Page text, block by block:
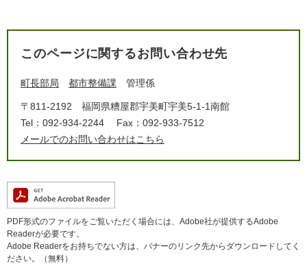
このページに関するお問い合わせ先
町長部局 都市整備課 管理係
〒811-2192
福岡県糟屋郡宇美町宇美5-1-1南館
Tel：092-934-2244
Fax：092-933-7512
メールでのお問い合わせはこちら
PDF形式のファイルをご覧いただく場合には、Adobe社が提供するAdobe
Readerが必要です。
Adobe Readerをお持ちでない方は、バナーのリンク先からダウンロードしてく
ださい。（無料）